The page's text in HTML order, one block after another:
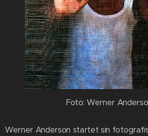
Foto: Werner
Werner Anderson startet sin